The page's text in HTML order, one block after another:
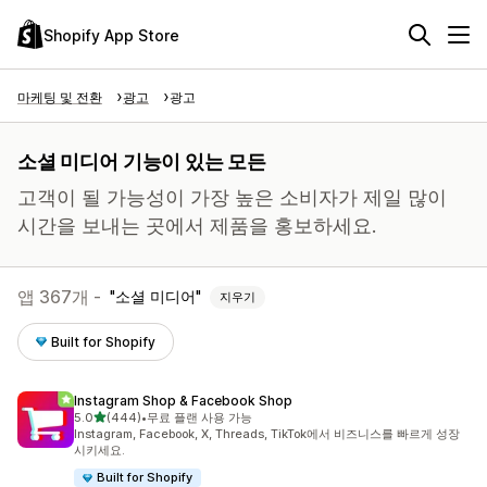
Shopify App Store
마케팅 및 전환 광고 광고
소셜 미디어 기능이 있는 모든
고객이 될 가능성이 가장 높은 소비자가 제일 많이
시간을 보내는 곳에서 제품을 홍보하세요.
앱 367개 - 소셜 미디어 지우기
Built for Shopify
Instagram Shop & Facebook Shop
5.0별 5개 중
(444)
총 리뷰 444개
•무료 플랜 사용 가능
Instagram, Facebook, X, Threads, TikTok에서 비즈니스를 빠르게 성장
시키세요.
Built for Shopify